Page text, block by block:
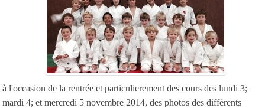
à l'occasion de la rentrée et particulierement des cours des lundi 3;
mardi 4; et mercredi 5 novembre 2014, des photos des différents